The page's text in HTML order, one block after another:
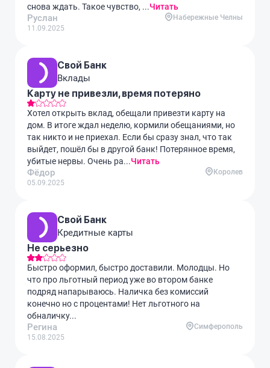
снова ждать. Такое чувство, ...Читать
Руслан
11.09.2025
Набережные Челны
Свой Банк
Вклады
Карту не привезли, время потеряно
Хотел открыть вклад, обещали привезти карту на
дом. В итоге ждал неделю, кормили обещаниями, но
так никто и не приехал. Если бы сразу знал, что так
выйдет, пошёл бы в другой банк! Потерянное время,
убитые нервы. Очень ра...Читать
Фёдор
05.09.2025
Королев
Свой Банк
Кредитные карты
Не серьезно
Быстро оформил, быстро доставили. Молодцы. Но
что про льготный период уже во втором банке
подряд напарываюсь. Наличка без комиссий
конечно но с процентами! Нет льготного на
обналичку...
Регина
15.08.2025
Симферополь